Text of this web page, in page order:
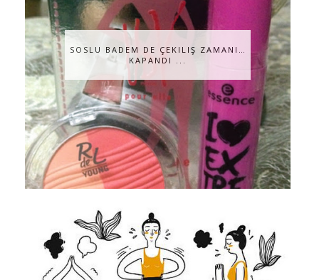
SOSLU BADEM DE ÇEKILIŞ ZAMANI…
KAPANDI ...